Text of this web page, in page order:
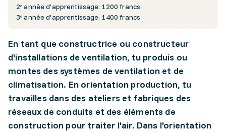
2ᵉ année d'apprentissage: 1200 francs
3ᵉ année d'apprentissage: 1400 francs
En tant que constructrice ou constructeur
d'installations de ventilation, tu produis ou
montes des systèmes de ventilation et de
climatisation. En orientation production, tu
travailles dans des ateliers et fabriques des
réseaux de conduits et des éléments de
construction pour traiter l'air. Dans l'orientation